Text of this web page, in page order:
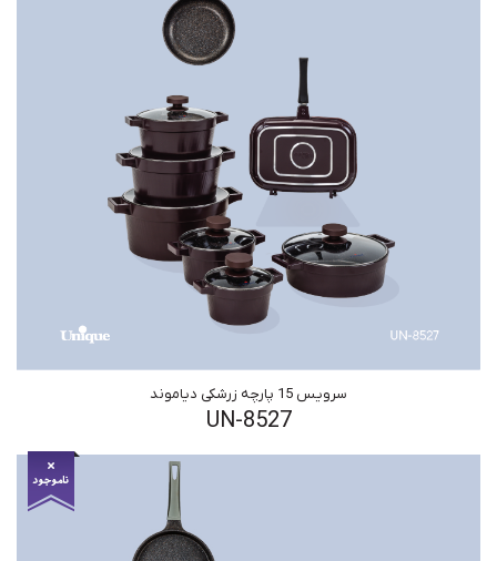
سرویس 15 پارچه زرشکی دیاموند
UN-8527